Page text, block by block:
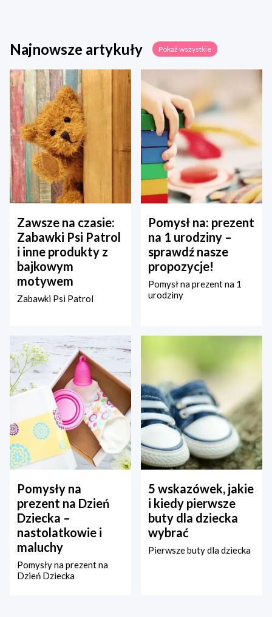
Najnowsze artykuły Pokaż wszystkie
Zawsze na czasie:
Zabawki Psi Patrol
i inne produkty z
bajkowym
motywem
Zabawki Psi Patrol
Pomysł na: prezent
na 1 urodziny –
sprawdź nasze
propozycje!
Pomysł na prezent na 1
urodziny
Pomysły na
prezent na Dzień
Dziecka –
nastolatkowie i
maluchy
Pomysły na prezent na
Dzień Dziecka
5 wskazówek, jakie
i kiedy pierwsze
buty dla dziecka
wybrać
Pierwsze buty dla dziecka